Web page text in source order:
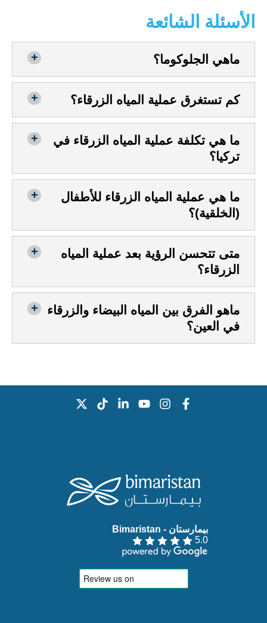
الأسئلة الشائعة
ماهي الجلوكوما؟
كم تستغرق عملية المياه الزرقاء؟
ما هي تكلفة عملية المياه الزرقاء في
تركيا؟
ما هي عملية المياه الزرقاء للأطفال
(الخلقية)؟
متى تتحسن الرؤية بعد عملية المياه
الزرقاء؟
ماهو الفرق بين المياه البيضاء والزرقاء
في العين؟
بيمارستان - Bimaristan‏
5.0